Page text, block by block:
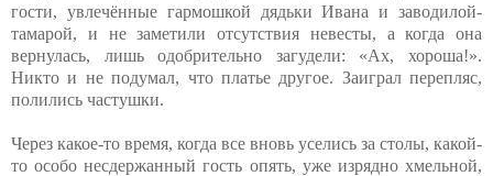
гости, увлечённые гармошкой дядьки Ивана и заводилой-
тамарой, и не заметили отсутствия невесты, а когда она
вернулась, лишь одобрительно загудели: «Ах, хороша!».
Никто и не подумал, что платье другое. Заиграл перепляс,
полились частушки.
Через какое-то время, когда все вновь уселись за столы, какой-
то особо несдержанный гость опять, уже изрядно хмельной,